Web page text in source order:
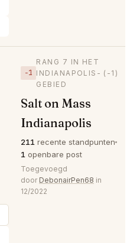
−1
RANG 7 IN HET
INDIANAPOLIS-
GEBIED
(-1)
Salt on Mass
Indianapolis
211 recente standpunten
1 openbare post
Toegevoegd
door DebonairPen68 in
12/2022